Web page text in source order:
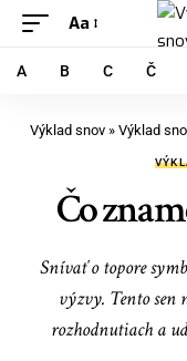
Aa
A B C Č
Výklad snov » Výklad
Čo
Snívať o topore
výzvy. Tento sen
rozhodnutiach a